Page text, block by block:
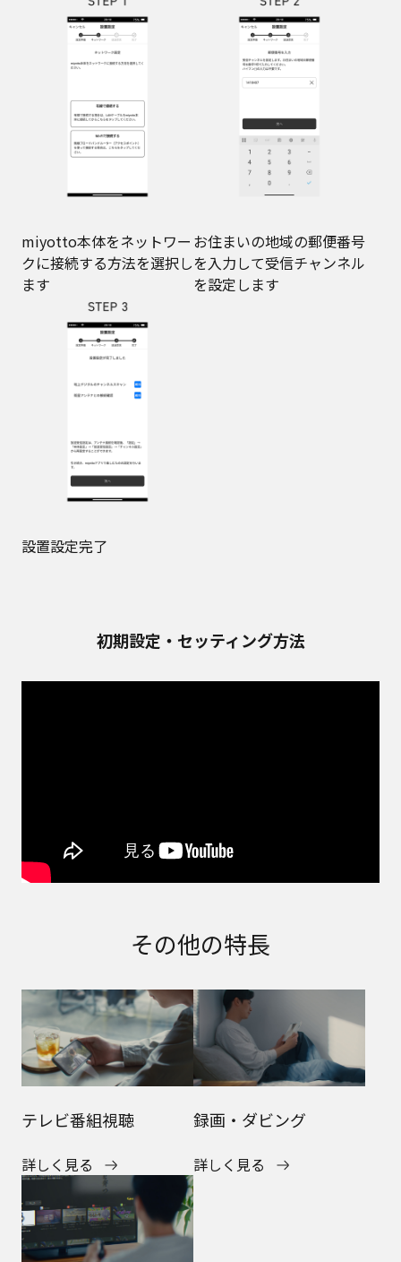
miyotto本体をネットワー
クに接続する方法を選択し
ます
お住まいの地域の郵便番号
を入力して受信チャンネル
を設定します
設置設定完了
初期設定・セッティング方法​
その他の特長
テレビ番組視聴
詳しく見る
録画・ダビング
詳しく見る